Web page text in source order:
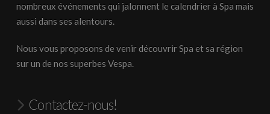
nombreux événements qui jalonnent le calendrier à Spa mais
aussi dans ses alentours.
Nous vous proposons de venir découvrir Spa et sa région
sur un de nos superbes Vespa.
Contactez-nous!